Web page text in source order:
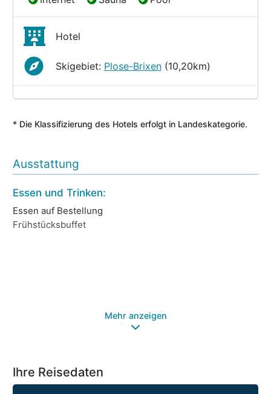
Hotel
Skigebiet: Plose-Brixen(10,20km)
* Die Klassifizierung des Hotels erfolgt in Landeskategorie.
Ausstattung
Essen und Trinken:
Essen auf Bestellung
Frühstücksbuffet
Mehr anzeigen
Ihre Reisedaten